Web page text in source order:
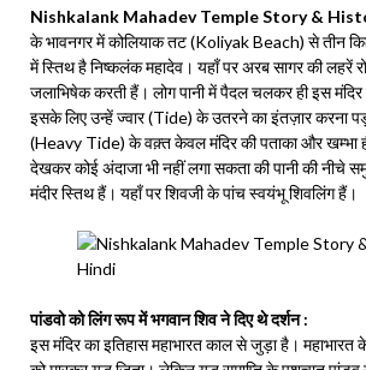
Nishkalank Mahadev Temple Story &
के भावनगर में कोलियाक तट (Koliyak Beach) से तीन
में स्तिथ है निष्कलंक महादेव। यहाँ पर अरब सागर की लहरें
जलाभिषेक करती हैं। लोग पानी में पैदल चलकर ही इस
इसके लिए उन्हें ज्वार (Tide) के उतरने का इंतज़ार करना
(Heavy Tide) के वक़्त केवल मंदिर की पताका और
देखकर कोई अंदाजा भी नहीं लगा सकता की पानी की नीचे
मंदीर स्तिथ हैं। यहाँ पर शिवजी के पांच स्वयंभू शिवलिंग हैं।
पांडवो को लिंग रूप में भगवान शिव ने दिए थे दर्शन :
इस मंदिर का इतिहास महाभारत काल से जुड़ा है। महाभारत